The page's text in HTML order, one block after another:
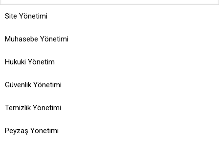
Site Yönetimi
Muhasebe Yönetimi
Hukuki Yönetim
Güvenlik Yönetimi
Temizlik Yönetimi
Peyzaş Yönetimi